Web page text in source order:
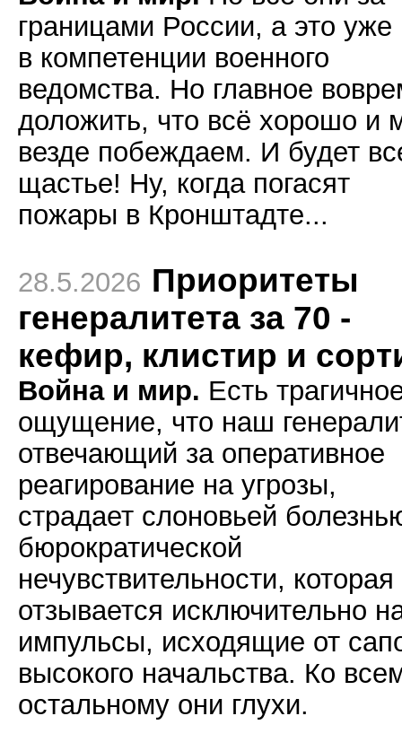
границами России, а это уже
в компетенции военного
ведомства. Но главное
доложить, что всё хорошо и
везде побеждаем. И будет
щастье! Ну, когда погасят
пожары в Кронштадте...
28.5.2026 Приоритеты
генералитета за 70 -
кефир, клистир и
Война и мир. Есть
ощущение, что наш
отвечающий за оперативное
реагирование на угрозы,
страдает слоновьей
бюрократической
нечувствительности, которая
отзывается исключительно
импульсы, исходящие от
высокого начальства. Ко
остальному они глухи.